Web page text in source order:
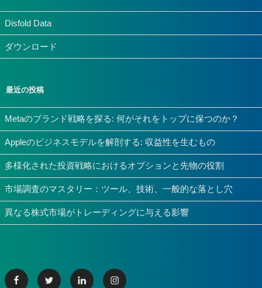
Disfold Data
ダウンロード
最近の投稿
Metaのブランド戦略を探る: 何がそれをトップに保つのか？
Appleのビジネスモデルを解剖する: 収益性を生むもの
多様化された投資戦略におけるオプションと先物の役割
市場調査のマスタリー：ツール、技術、一般的な落とし穴
異なる株式市場がトレーディングに与える影響
FacebookTwitter LinkedinInstagram